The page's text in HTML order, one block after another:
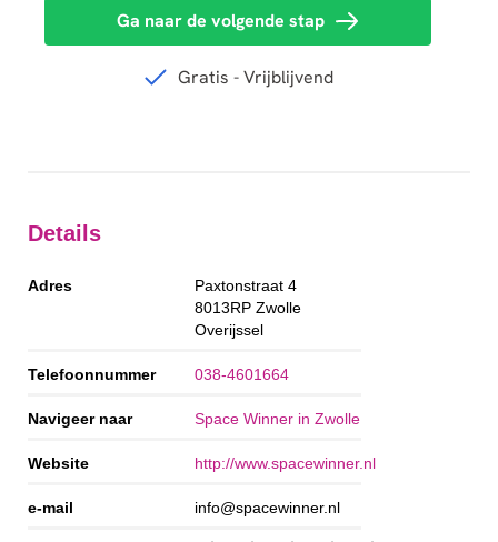
Details
Adres
Paxtonstraat 4
8013RP Zwolle
Overijssel
Telefoonnummer 038-4601664
Navigeer naar Space Winner in Zwolle
Website http://www.spacewinner.nl
e-mail info@spacewinner.nl